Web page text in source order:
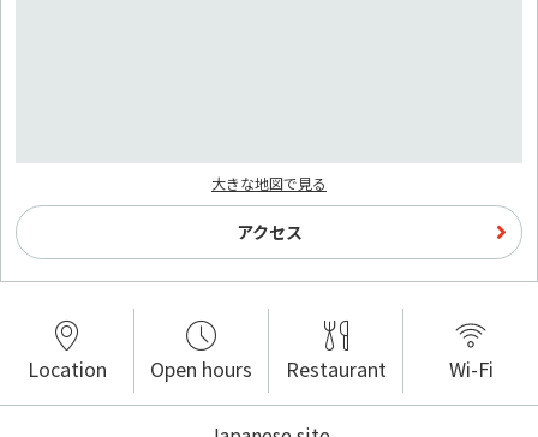
大きな地図で見る
アクセス
Location Open hours Restaurant Wi-Fi